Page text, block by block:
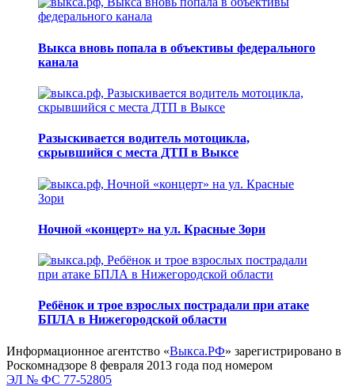
Выкса вновь попала в объективы федерального
канала
Разыскивается водитель мотоцикла,
скрывшийся с места ДТП в Выксе
Ночной «концерт» на ул. Красные Зори
Ребёнок и трое взрослых пострадали при атаке
БПЛА в Нижегородской области
Информационное агентство «Выкса.РФ» зарегистрировано в
Роскомнадзоре 8 февраля 2013 года под номером
ЭЛ № ФС 77-52805